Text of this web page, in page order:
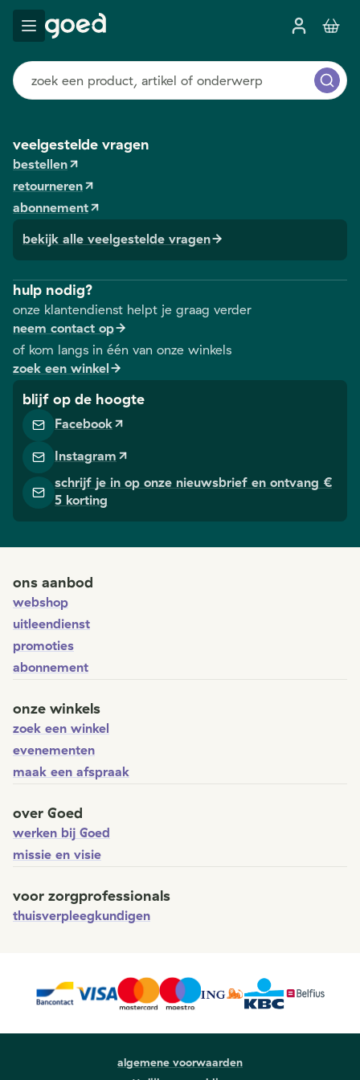
veelgestelde vragen
bestellen
retourneren
abonnement
bekijk alle veelgestelde vragen
hulp nodig?
onze klantendienst helpt je graag verder
neem contact op
of kom langs in één van onze winkels
zoek een winkel
blijf op de hoogte
Facebook
Instagram
schrijf je in op onze nieuwsbrief en ontvang €
5 korting
ons aanbod
webshop
uitleendienst
promoties
abonnement
onze winkels
zoek een winkel
evenementen
maak een afspraak
over Goed
werken bij Goed
missie en visie
voor zorgprofessionals
thuisverpleegkundigen
algemene voorwaarden